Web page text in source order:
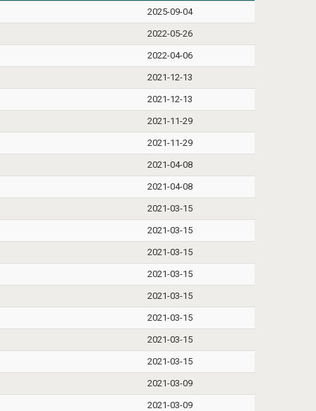
2025-09-04
2022-05-26
2022-04-06
2021-12-13
2021-12-13
2021-11-29
2021-11-29
2021-04-08
2021-04-08
2021-03-15
2021-03-15
2021-03-15
2021-03-15
2021-03-15
2021-03-15
2021-03-15
2021-03-15
2021-03-09
2021-03-09